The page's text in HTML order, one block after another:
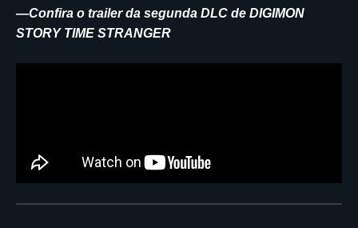
—Confira o trailer da segunda DLC de DIGIMON
STORY TIME STRANGER